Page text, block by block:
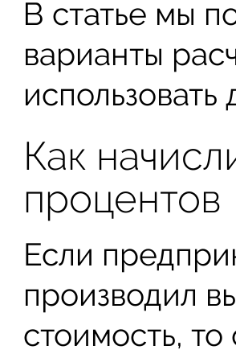
В статье мы
варианты
Как
процентов
Если
производил
стоимость,